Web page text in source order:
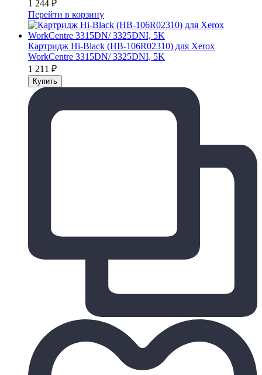
1 244 ₽
Перейти в корзину
Картридж Hi-Black (HB-106R02310) для Xerox
WorkCentre 3315DN/ 3325DNI, 5K
1 211 ₽